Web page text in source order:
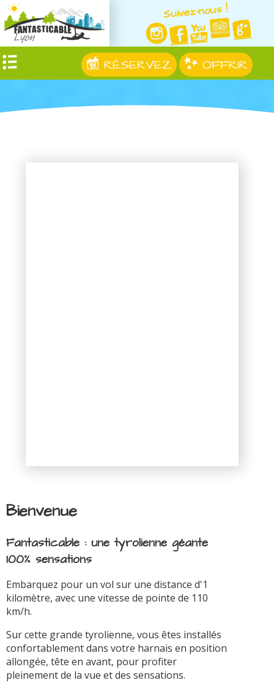
Suivez-nous !
RÉSERVEZ OFFRIR
Bienvenue
Fantasticable : une tyrolienne géante
100% sensations
Embarquez pour un vol sur une distance d'1
kilomètre, avec une vitesse de pointe de 110
km/h.
Sur cette grande tyrolienne, vous êtes installés
confortablement dans votre harnais en position
allongée, tête en avant, pour profiter
pleinement de la vue et des sensations.